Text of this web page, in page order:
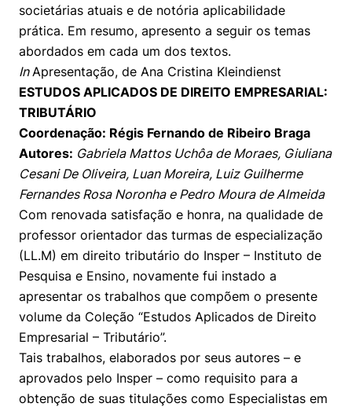
societárias atuais e de notória aplicabilidade
prática. Em resumo, apresento a seguir os temas
abordados em cada um dos textos.
InApresentação, de Ana Cristina Kleindienst
ESTUDOS APLICADOS DE DIREITO EMPRESARIAL:
TRIBUTÁRIO
Coordenação: Régis Fernando de Ribeiro Braga
Autores: Gabriela Mattos Uchôa de Moraes, Giuliana
Cesani De Oliveira, Luan Moreira, Luiz Guilherme
Fernandes Rosa Noronha e Pedro Moura de Almeida
Com renovada satisfação e honra, na qualidade de
professor orientador das turmas de especialização
(LL.M) em direito tributário do Insper – Instituto de
Pesquisa e Ensino, novamente fui instado a
apresentar os trabalhos que compõem o presente
volume da Coleção “Estudos Aplicados de Direito
Empresarial – Tributário”.
Tais trabalhos, elaborados por seus autores – e
aprovados pelo Insper – como requisito para a
obtenção de suas titulações como Especialistas em